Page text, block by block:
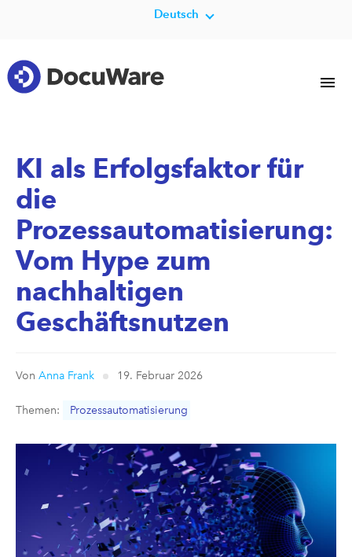
Deutsch
KI als Erfolgsfaktor für
die
Prozessautomatisierung:
Vom Hype zum
nachhaltigen
Geschäftsnutzen
Von Anna Frank 19. Februar 2026
Themen: Prozessautomatisierung